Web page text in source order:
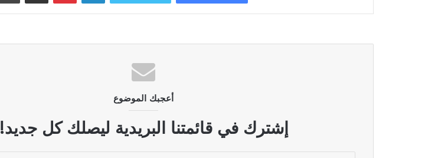
أعجبك الموضوع
إشترك في قائمتنا البريدية ليصلك كل جديد!